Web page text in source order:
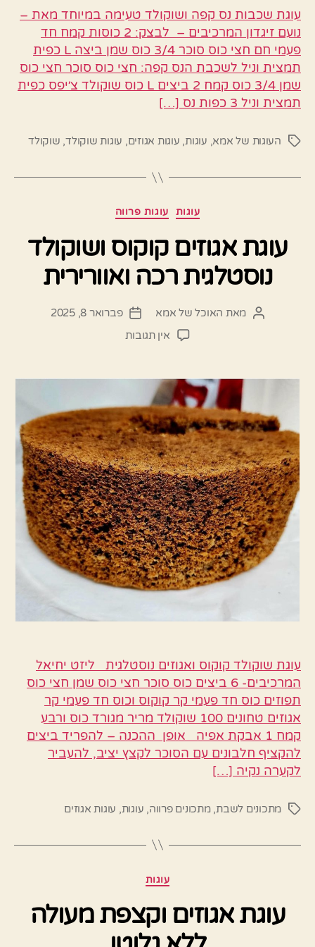
עוגת שכבות נס קפה ושוקולד טעימה במיוחד מאת –
נועם זיגדון המרכיבים – לבצק: 2 כוסות קמח חד
פעמי חם חצי כוס סוכר 3/4 כוס שמן ביצה L כפית
תמצית וניל לשכבת הנס קפה: חצי כוס סוכר חצי כוס
שמן 3/4 כוס קמח 2 ביצים L כוס שוקולד צ׳יפס כפית
תמצית וניל 3 כפות נס […]
תגיותהעוגות של אמא, עוגות, עוגות אגוזים, עוגות שוקולד, שוקולד
קטגוריות עוגות עוגות פרווה
עוגת אגוזים קוקוס ושוקולד
נוסטלגית רכה ואוורירית
המחבר
מאת האוכל של אמא
תאריךפברואר 8, 2025
אין תגובותעל
קוקוס
נוסטלגית
רכה
ואוורירית
עוגת שוקולד קוקוס ואגוזים נוסטלגית ליזט יחיאל
המרכיבים- 6 ביצים כוס סוכר חצי כוס שמן חצי כוס
תפוזים כוס חד פעמי קר קוקוס וכוס חד פעמי קר
אגוזים טחונים 100 שוקולד מריר מגורד כוס ורבע
קמח 1 אבקת אפיה אופן ההכנה – להפריד ביצים
להקציף חלבונים עם הסוכר לקצץ יציב, להעביר
לקערה נקיה […]
תגיותמתכונים לשבת,מתכונים פרווה, עוגות, עוגות אגוזים
קטגוריותעוגות
עוגת אגוזים וקצפת מעולה